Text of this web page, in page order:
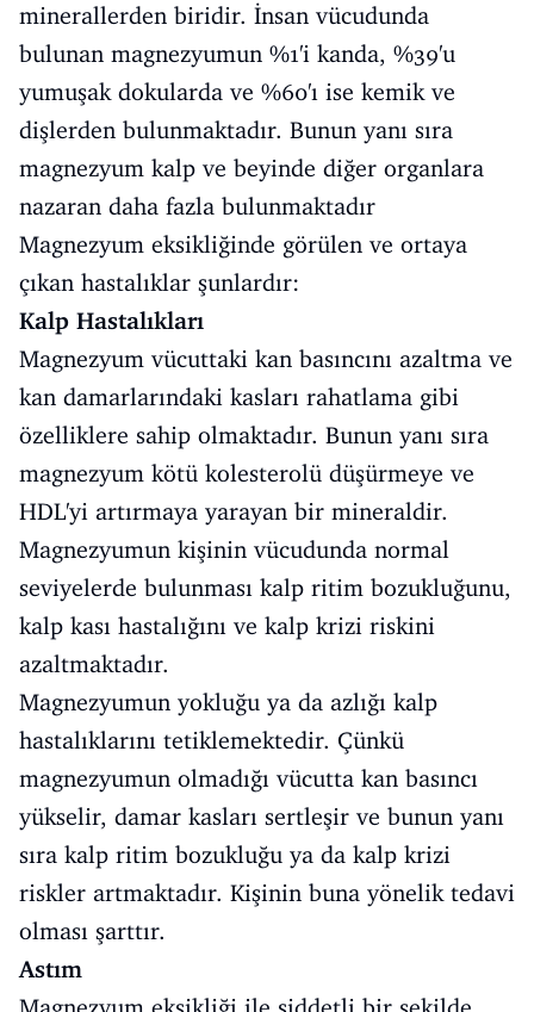
minerallerden biridir. İnsan vücudunda
bulunan magnezyumun %1'i kanda, %39'u
yumuşak dokularda ve %60'ı ise kemik ve
dişlerden bulunmaktadır. Bunun yanı sıra
magnezyum kalp ve beyinde diğer organlara
nazaran daha fazla bulunmaktadır
Magnezyum eksikliğinde görülen ve ortaya
çıkan hastalıklar şunlardır:
Kalp Hastalıkları
Magnezyum vücuttaki kan basıncını azaltma ve
kan damarlarındaki kasları rahatlama gibi
özelliklere sahip olmaktadır. Bunun yanı sıra
magnezyum kötü kolesterolü düşürmeye ve
HDL'yi artırmaya yarayan bir mineraldir.
Magnezyumun kişinin vücudunda normal
seviyelerde bulunması kalp ritim bozukluğunu,
kalp kası hastalığını ve kalp krizi riskini
azaltmaktadır.
Magnezyumun yokluğu ya da azlığı kalp
hastalıklarını tetiklemektedir. Çünkü
magnezyumun olmadığı vücutta kan basıncı
yükselir, damar kasları sertleşir ve bunun yanı
sıra kalp ritim bozukluğu ya da kalp krizi
riskler artmaktadır. Kişinin buna yönelik tedavi
olması şarttır.
Astım